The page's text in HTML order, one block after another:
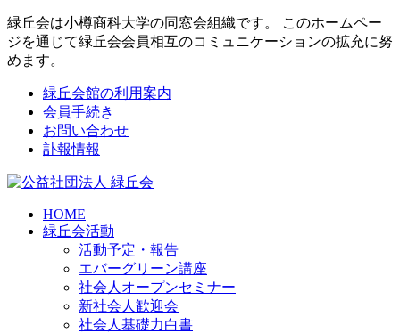
緑丘会は小樽商科大学の同窓会組織です。 このホームペー
ジを通じて緑丘会会員相互のコミュニケーションの拡充に努
めます。
緑丘会館の利用案内
会員手続き
お問い合わせ
訃報情報
HOME
緑丘会活動
活動予定・報告
エバーグリーン講座
社会人オープンセミナー
新社会人歓迎会
社会人基礎力白書